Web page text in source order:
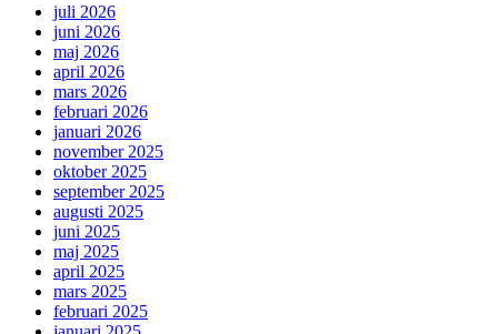
juli 2026
juni 2026
maj 2026
april 2026
mars 2026
februari 2026
januari 2026
november 2025
oktober 2025
september 2025
augusti 2025
juni 2025
maj 2025
april 2025
mars 2025
februari 2025